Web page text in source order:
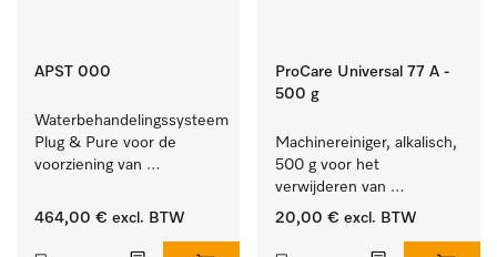
APST 000
Waterbehandelingssysteem
Plug & Pure voor de
voorziening van
464,00 € excl. BTW
ProCare Universal 77 A -
500 g
Machinereiniger, alkalisch,
500 g voor het
verwijderen van
hardnekkige
20,00 € excl. BTW